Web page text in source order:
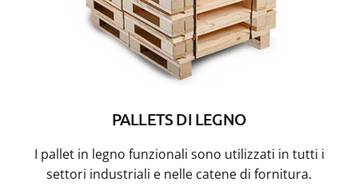
PALLETS DI LEGNO
I pallet in legno funzionali sono utilizzati in tutti i
settori industriali e nelle catene di fornitura.